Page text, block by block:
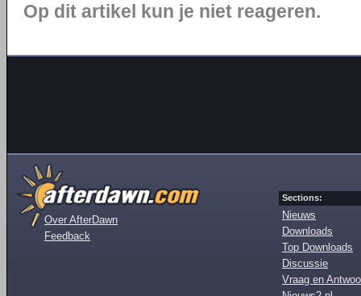
Op dit artikel kun je niet reageren.
Over AfterDawn
Feedback
Sections:
Nieuws
Downloads
Top Downloads
Discussie
Vraag en